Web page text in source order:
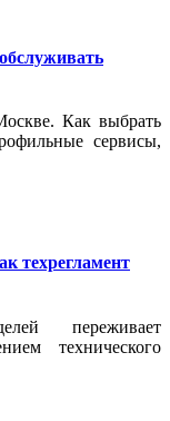
Как выбрать
сервисы,
техрегламент
переживает
технического